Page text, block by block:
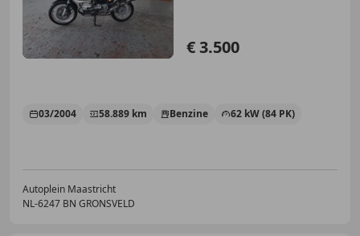
€ 3.500
03/2004 58.889 km Benzine 62 kW (84 PK)
Autoplein Maastricht
NL-6247 BN GRONSVELD